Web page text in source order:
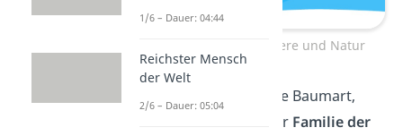
Unnützes Wissen – Tiere und Natur
🌸 Bambus ist keine Baumart,
sondern gehört zur Familie der
1/6 – Dauer: 04:44
Reichster Mensch
der Welt
2/6 – Dauer: 05:04